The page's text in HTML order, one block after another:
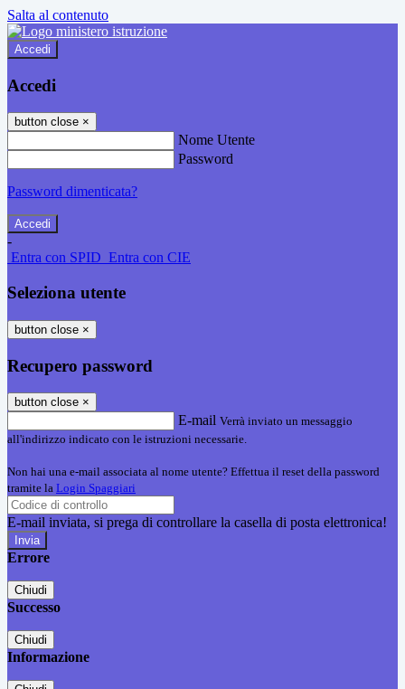
Salta al contenuto
Accedi
Accedi
button close ×
Nome Utente
Password
Password dimenticata?
-
Entra con SPID Entra con CIE
Seleziona utente
button close ×
Recupero password
button close ×
E-mail Verrà inviato un messaggio
all'indirizzo indicato con le istruzioni necessarie.
Non hai una e-mail associata al nome utente? Effettua il reset della password
tramite la Login Spaggiari
E-mail inviata, si prega di controllare la casella di posta elettronica!
Errore
Chiudi
Successo
Chiudi
Informazione